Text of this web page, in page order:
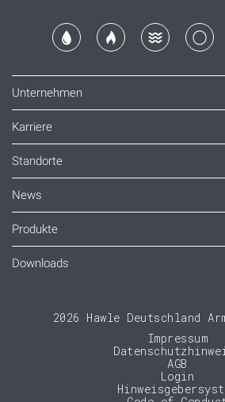
Unternehmen
Karriere
Standorte
News
Produkte
Downloads
2026 Hawle Deutschland
Impressum
AGB
Login